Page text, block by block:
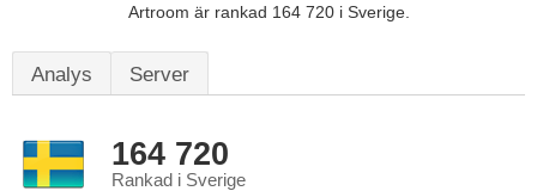
Artroom är rankad 164 720 i Sverige.
Analys Server
164 720
Rankad i Sverige